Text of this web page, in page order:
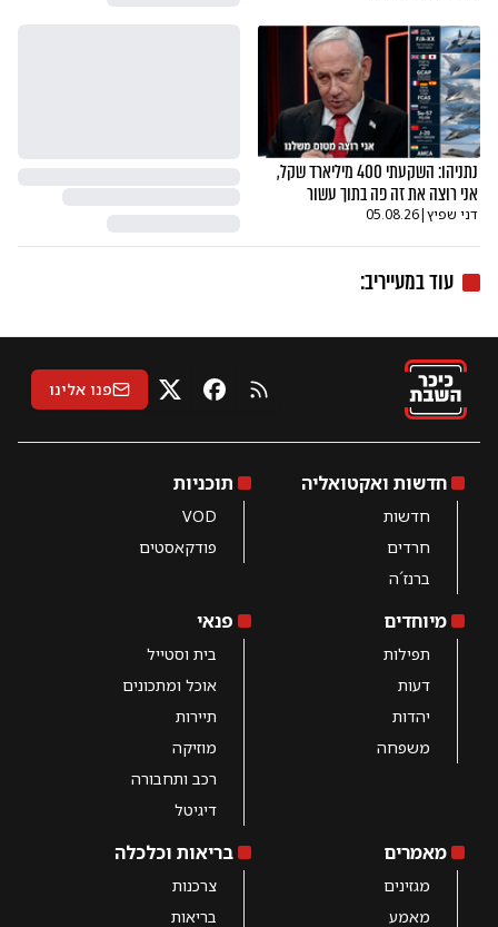
נתניהו: השקעתי 400 מיליארד שקל,
אני רוצה את זה פה בתוך עשור
דני שפיץ|
05.08.26
עוד במעייריב:
RSS פייסבוק
X פנו אלינו
חדשות ואקטואליה
חדשות
חרדים
ברנז´ה
תוכניות
VOD
פודקאסטים
מיוחדים
תפילות
דעות
יהדות
משפחה
פנאי
בית וסטייל
אוכל ומתכונים
תיירות
מוזיקה
רכב ותחבורה
דיגיטל
מאמרים
מגזינים
מאמע
בריאות וכלכלה
צרכנות
בריאות